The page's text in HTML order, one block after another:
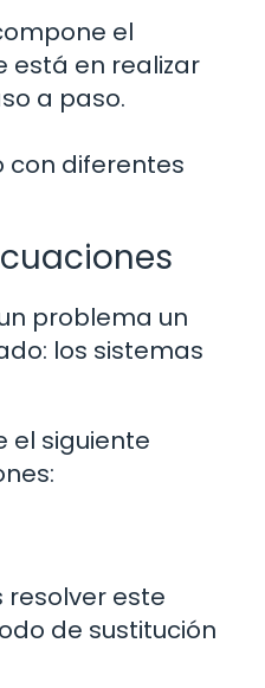
el
está en realizar
a paso.
con diferentes
problema un
los sistemas
el siguiente
resolver este
de sustitución